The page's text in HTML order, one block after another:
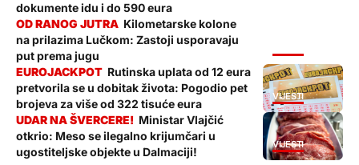
dokumente idu i do 590 eura
Kilometarske kolone
na prilazima Lučkom: Zastoji usporavaju
put prema jugu
VIJESTI
Rutinska uplata od 12 eura
pretvorila se u dobitak života: Pogodio pet
brojeva za više od 322 tisuće eura
VIJESTI
Ministar Vlajčić
otkrio: Meso se ilegalno krijumčari u
ugostiteljske objekte u Dalmaciji!